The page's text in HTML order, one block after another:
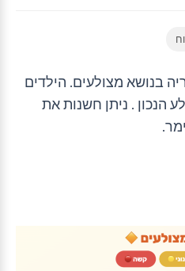
בנושא מצולעים. הילדים
הנכון . ניתן חשנות את